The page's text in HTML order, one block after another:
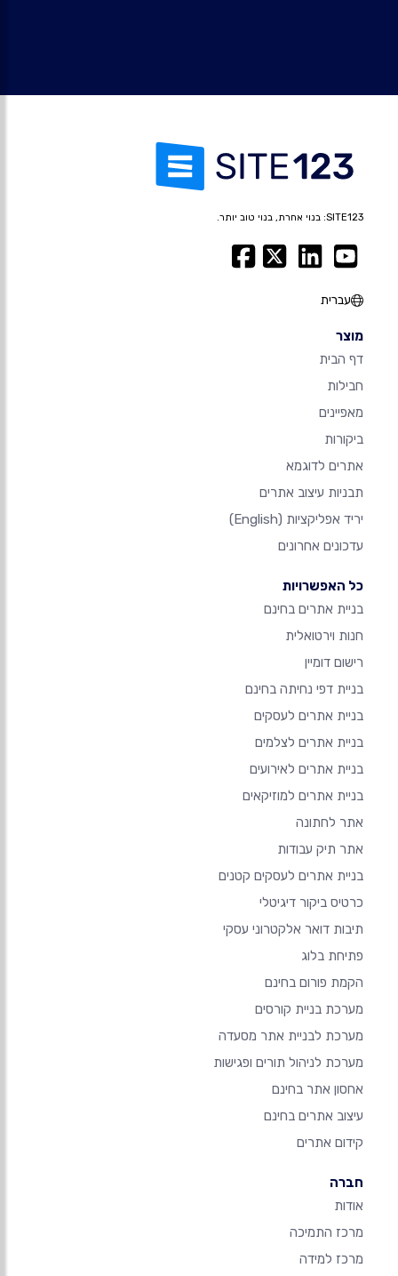
SITE123: בנוי אחרת, בנוי טוב יותר.
עברית
מוצר
דף הבית
חבילות
מאפיינים
ביקורות
אתרים לדוגמא
תבניות עיצוב אתרים
יריד אפליקציות (English)
עדכונים אחרונים
כל האפשרויות
בניית אתרים בחינם
חנות וירטואלית
רישום דומיין
בניית דפי נחיתה בחינם
בניית אתרים לעסקים
בניית אתרים לצלמים
בניית אתרים לאירועים
בניית אתרים למוזיקאים
אתר לחתונה
אתר תיק עבודות
בניית אתרים לעסקים קטנים
כרטיס ביקור דיגיטלי
תיבות דואר אלקטרוני עסקי
פתיחת בלוג
הקמת פורום בחינם
מערכת בניית קורסים
מערכת לבניית אתר מסעדה
מערכת לניהול תורים ופגישות
אחסון אתר בחינם
עיצוב אתרים בחינם
קידום אתרים
חברה
אודות
מרכז התמיכה
מרכז למידה